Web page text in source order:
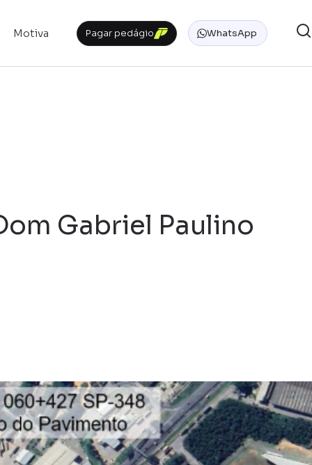
Motiva Pagar pedágio WhatsApp
Gabriel Paulino